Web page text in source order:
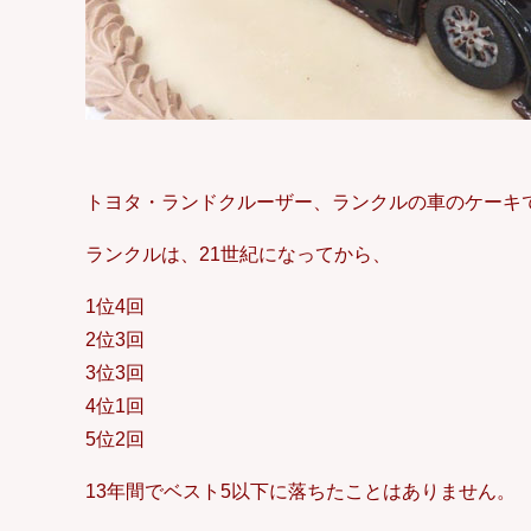
トヨタ・ランドクルーザー、ランクルの車のケーキ
ランクルは、21世紀になってから、
1位4回
2位3回
3位3回
4位1回
5位2回
13年間でベスト5以下に落ちたことはありません。